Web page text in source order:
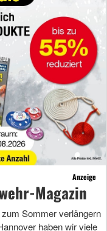
Anzeige
Magazin
Sommer verlängern
haben wir viele